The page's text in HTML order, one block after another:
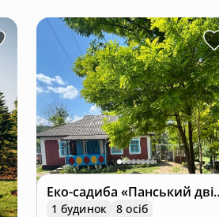
Еко-
1 будинок
8 осіб